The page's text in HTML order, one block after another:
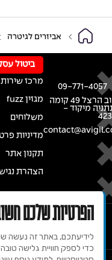
אביזרים לגיטרה
רחוב הרצל 49 קומה
מיקוד -
09-771-4057
ביטול
מרכז
מגזין fuzz
משלוחים
מדיניות
תקנון אתר
הצהרת
הפרטיות שלכם
כדי לספק חוויית גלישה